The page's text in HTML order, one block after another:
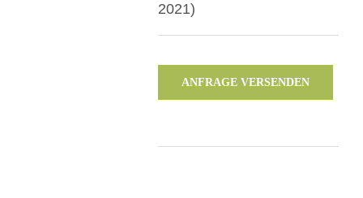
2021)
ANFRAGE VERSENDEN